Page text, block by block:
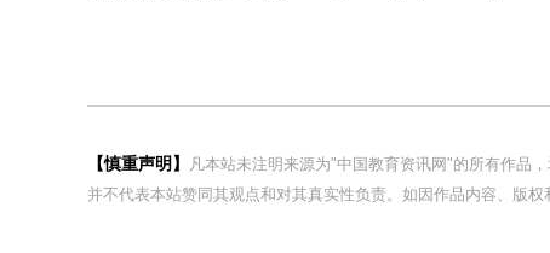
【慎重声明】
凡本站未注明来源为"中国教育资讯网"的所有作品
并不代表本站赞同其观点和对其真实性负责。如因作品内容、版